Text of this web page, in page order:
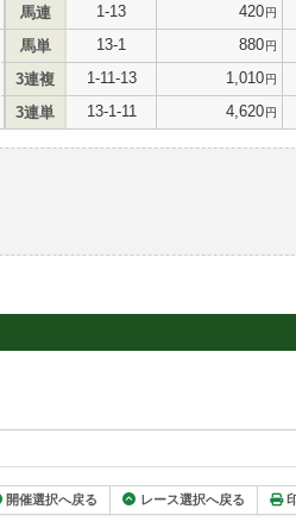
馬連 1-13 420円
馬単 13-1 880円
3連複 1-11-13 1,010円
3連単 13-1-11 4,620円
開催選択へ戻る レース選択へ戻る